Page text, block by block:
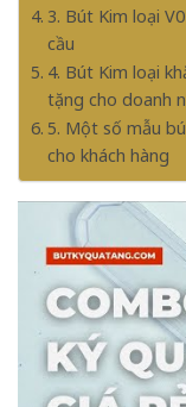
3. Bút Kim loại
cầu
4. Bút Kim loại
tặng cho doanh
5. Một số mẫu
cho khách hàng